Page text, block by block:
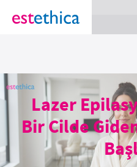
section Service {
Lazer
Bir Cilde